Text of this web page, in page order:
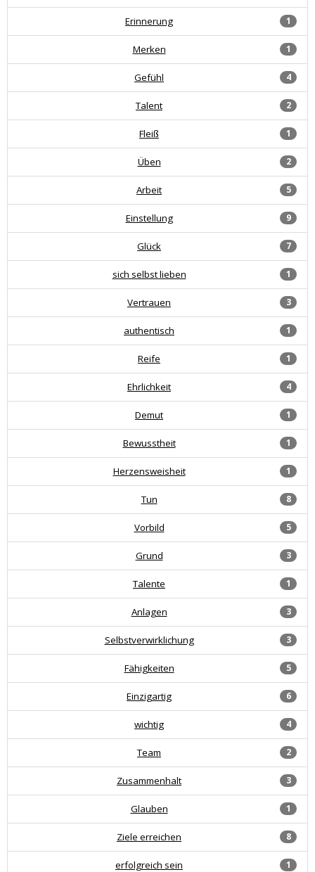
1
Erinnerung
1
Merken
4
Gefühl
2
Talent
1
Fleiß
2
Üben
5
Arbeit
9
Einstellung
7
Glück
1
sich selbst lieben
3
Vertrauen
1
authentisch
1
Reife
4
Ehrlichkeit
1
Demut
1
Bewusstheit
1
Herzensweisheit
8
Tun
5
Vorbild
3
Grund
1
Talente
3
Anlagen
3
Selbstverwirklichung
5
Fähigkeiten
6
Einzigartig
4
wichtig
2
Team
3
Zusammenhalt
1
Glauben
8
Ziele erreichen
1
erfolgreich sein